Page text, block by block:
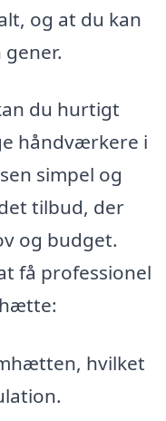
og at du kan
du hurtigt
håndværkere i
simpel og
tilbud, der
og budget.
få professionel
hvilket